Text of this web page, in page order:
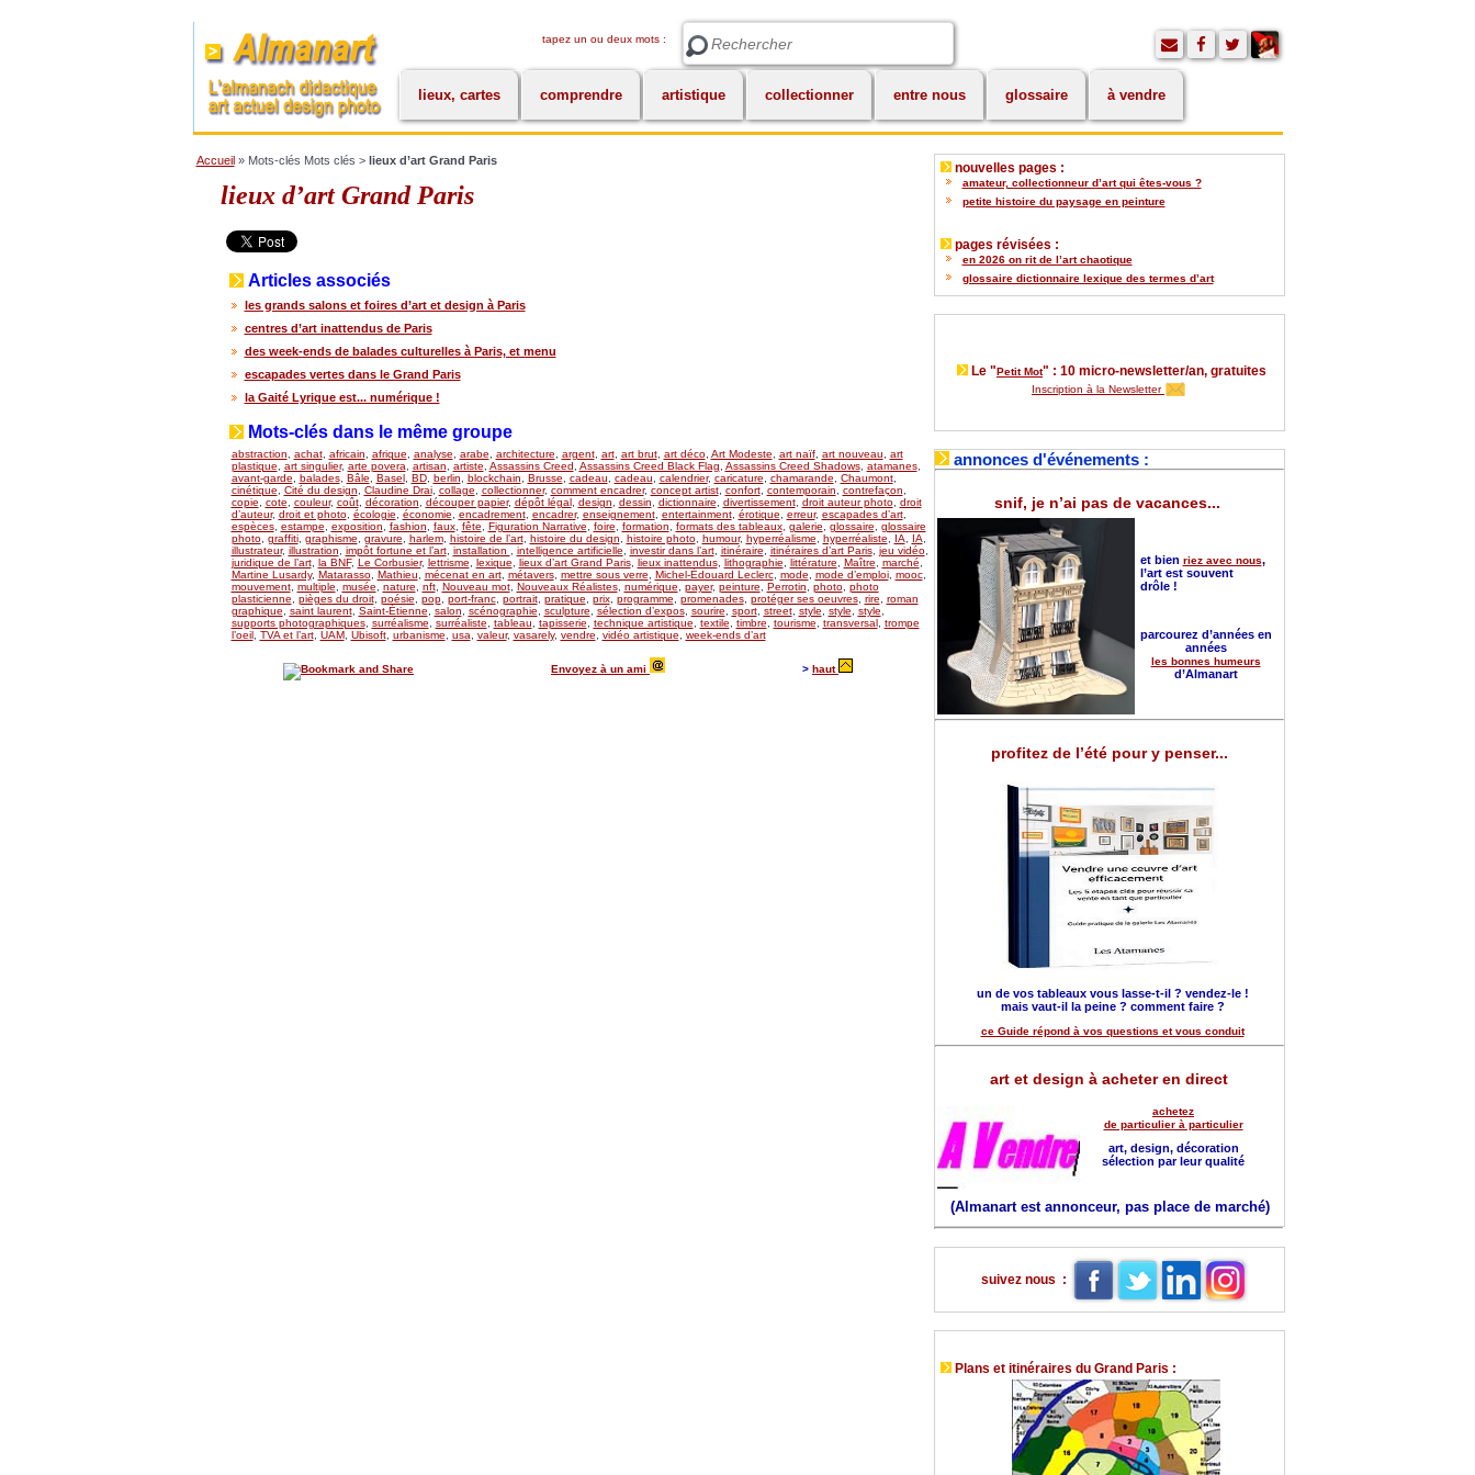
tapez un ou deux mots : Rechercher
lieux, cartes comprendre artistique collectionner entre nous glossaire à vendre
Accueil» Mots-clés Mots clés > lieux d’art Grand Paris
lieux d’art Grand Paris
Articles associés
les grands salons et foires d’art et design à Paris
centres d’art inattendus de Paris
des week-ends de balades culturelles à Paris, et menu
escapades vertes dans le Grand Paris
la Gaité Lyrique est... numérique !
Mots-clés dans le même groupe
abstraction achat, africain afrique analyse arabe architecture argent, art, art brut, art déco, Art Modeste art naïf, art nouveau
art
plastique
art singulier, arte povera artisan artiste Assassins Creed Assassins Creed Black Flag Assassins Creed Shadows, atamanes,
avant-garde
balades, Bâle Basel, BD, berlin blockchain Brusse cadeau cadeau calendrier, caricature chamarande Chaumont,
cinétique
Cité du design Claudine Drai, collage collectionner, comment encadrer, concept artist, confort, contemporain contrefaçon
copie
cote couleur, coût, décoration découper papier, dépôt légal, design dessin dictionnaire divertissement, droit auteur photo, droit
d’auteur, droit et photo, écologie économie encadrement, encadrer, enseignement, entertainment, érotique erreur, escapades d’art,
espèces, estampe exposition fashion faux, fête Figuration Narrative foire formation formats des tableaux, galerie glossaire
glossaire
photo, graffiti, graphisme gravure harlem, histoire de l’art, histoire du design histoire photo, humour, hyperréalisme hyperréaliste IA IA
illustrateur, illustration impôt fortune et l’art, installation intelligence artificielle investir dans l’art, itinéraire itinéraires d’art Paris, jeu vidéo,
juridique de l’art, la BNF, Le Corbusier, lettrisme lexique lieux d’art Grand Paris, lieux inattendus, lithographie littérature Maître marché
Martine Lusardy, Matarasso, Mathieu mécenat en art, métavers, mettre sous verre Michel-Édouard Leclerc, mode mode d’emploi, mooc,
mouvement, multiple musée nature nft, Nouveau mot, Nouveaux Réalistes, numérique payer, peinture Perrotin photo, photo
plasticienne
pièges du droit, poésie pop, port-franc, portrait, pratique prix, programme promenades, protéger ses oeuvres, rire
roman
graphique
saint laurent, Saint-Étienne salon scénographie sculpture sélection d’expos, sourire sport, street, style style style
supports photographiques, surréalisme surréaliste tableau tapisserie technique artistique textile timbre tourisme transversal, trompe
l’oeil, TVA et l’art, UAM, Ubisoft, urbanisme usa valeur, vasarely, vendre vidéo artistique week-ends d’art
Envoyez à un ami > haut
nouvelles pages :
amateur, collectionneur d’art qui êtes-vous ?
petite histoire du paysage en peinture
pages révisées :
en 2026 on rit de l’art chaotique
glossaire dictionnaire lexique des termes d’art
Le "Petit Mot" : 10 micro-newsletter/an, gratuites
Inscription à la Newsletter
annonces d'événements :
snif, je n’ai pas de vacances...
et bien riez avec nous,
l’art est souvent
drôle !
parcourez d’années en
années
les bonnes humeurs
d’Almanart
profitez de l’été pour y penser...
un de vos tableaux vous lasse-t-il ? vendez-le !
mais vaut-il la peine ? comment faire ?
ce Guide répond à vos questions et vous conduit
art et design à acheter en direct
achetez
de particulier à particulier
art, design, décoration
sélection par leur qualité
(Almanart est annonceur, pas place de marché)
suivez nous :
Plans et itinéraires du Grand Paris :